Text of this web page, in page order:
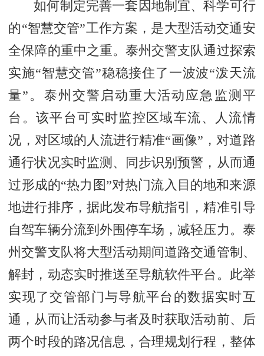
如何制定完善一套因地制宜、科学可行
的“智慧交管”工作方案，是大型活动交通安
全保障的重中之重。泰州交警支队通过探索
实施“智慧交管”稳稳接住了一波波“泼天流
量”。泰州交警启动重大活动应急监测平
台。该平台可实时监控区域车流、人流情
况，对区域的人流进行精准“画像”，对道路
通行状况实时监测、同步识别预警，从而通
过形成的“热力图”对热门流入目的地和来源
地进行排序，据此发布导航指引，精准引导
自驾车辆分流到外围停车场，减轻压力。泰
州交警支队将大型活动期间道路交通管制、
解封，动态实时推送至导航软件平台。此举
实现了交管部门与导航平台的数据实时互
通，从而让活动参与者及时获取活动前、后
两个时段的路况信息，合理规划行程，整体